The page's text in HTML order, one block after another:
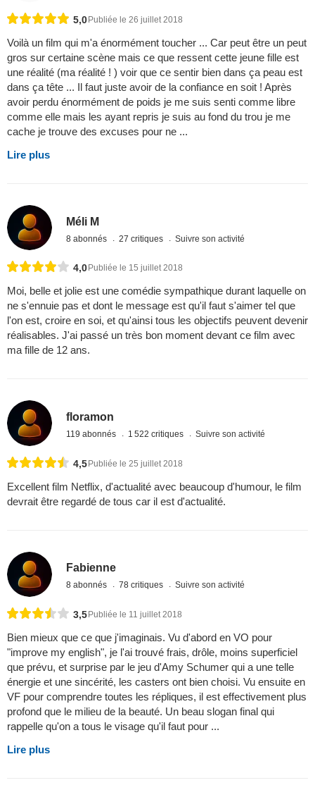
5,0 Publiée le 26 juillet 2018
Voilà un film qui m'a énormément toucher ... Car peut être un peut
gros sur certaine scène mais ce que ressent cette jeune fille est
une réalité (ma réalité ! ) voir que ce sentir bien dans ça peau est
dans ça tête ... Il faut juste avoir de la confiance en soit ! Après
avoir perdu énormément de poids je me suis senti comme libre
comme elle mais les ayant repris je suis au fond du trou je me
cache je trouve des excuses pour ne ...
Lire plus
Méli M
8 abonnés 27 critiques Suivre son activité
4,0 Publiée le 15 juillet 2018
Moi, belle et jolie est une comédie sympathique durant laquelle on
ne s'ennuie pas et dont le message est qu'il faut s'aimer tel que
l'on est, croire en soi, et qu'ainsi tous les objectifs peuvent devenir
réalisables. J'ai passé un très bon moment devant ce film avec
ma fille de 12 ans.
floramon
119 abonnés 1 522 critiques Suivre son activité
4,5Publiée le 25 juillet 2018
Excellent film Netflix, d'actualité avec beaucoup d'humour, le film
devrait être regardé de tous car il est d'actualité.
Fabienne
8 abonnés 78 critiques Suivre son activité
3,5 Publiée le 11 juillet 2018
Bien mieux que ce que j'imaginais. Vu d'abord en VO pour
"improve my english", je l'ai trouvé frais, drôle, moins superficiel
que prévu, et surprise par le jeu d'Amy Schumer qui a une telle
énergie et une sincérité, les casters ont bien choisi. Vu ensuite en
VF pour comprendre toutes les répliques, il est effectivement plus
profond que le milieu de la beauté. Un beau slogan final qui
rappelle qu'on a tous le visage qu'il faut pour ...
Lire plus